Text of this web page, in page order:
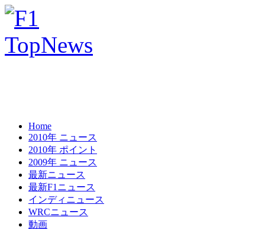
Home
2010年 ニュース
2010年 ポイント
2009年 ニュース
最新ニュース
最新F1ニュース
インディニュース
WRCニュース
動画